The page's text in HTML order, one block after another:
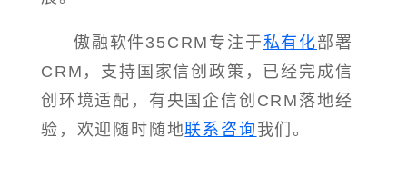
傲融软件35CRM专注于私有化部署
CRM，支持国家信创政策，已经完成信
创环境适配，有央国企信创CRM落地经
验，欢迎随时随地联系咨询 我们。